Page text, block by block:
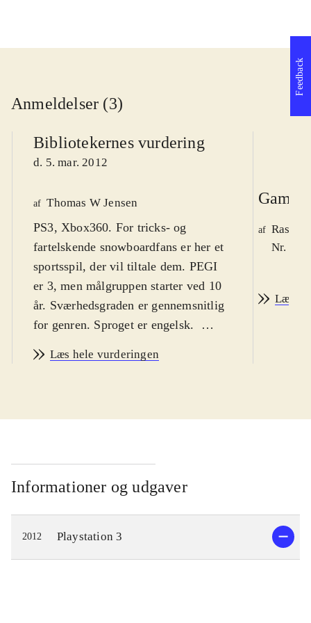
Anmeldelser (3)
Bibliotekernes vurdering
d. 5. mar. 2012
af Thomas W Jensen
PS3, Xbox360. For tricks- og
fartelskende snowboardfans er her et
sportsspil, der vil tiltale dem. PEGI
er 3, men målgruppen starter ved 10
år. Sværhedsgraden er gennemsnitlig
for genren. Sproget er engelsk.
snowboardspilserien SSX tilbage.
bjergkæder over hele verden. Der kan
Tricks, Race og Survive. Som
singlespiller kan spilles World Tour -
der er en slags karrieredel, der tager
én jorden rundt - og Explore hvor
man udfordrer sig selv og - afhængig
af præstationen - vinder badges og
Læs hele vurderingen
Game
af
Nr.
Læs
Informationer og udgaver
2012 Playstation 3
Feedback